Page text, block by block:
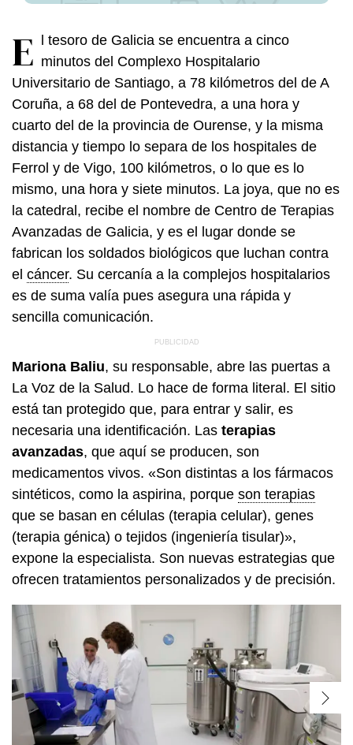
E
l tesoro de Galicia se encuentra a cinco
minutos del Complexo Hospitalario
Universitario de Santiago, a 78 kilómetros del de A
Coruña, a 68 del de Pontevedra, a una hora y
cuarto del de la provincia de Ourense, y la misma
distancia y tiempo lo separa de los hospitales de
Ferrol y de Vigo, 100 kilómetros, o lo que es lo
mismo, una hora y siete minutos. La joya, que no es
la catedral, recibe el nombre de Centro de Terapias
Avanzadas de Galicia, y es el lugar donde se
fabrican los soldados biológicos que luchan contra
el cáncer. Su cercanía a la complejos hospitalarios
es de suma valía pues asegura una rápida y
sencilla comunicación.
Mariona Baliu, su responsable, abre las puertas a
La Voz de la Salud. Lo hace de forma literal. El sitio
está tan protegido que, para entrar y salir, es
necesaria una identificación. Las terapias
avanzadas, que aquí se producen, son
medicamentos vivos. «Son distintas a los fármacos
sintéticos, como la aspirina, porque son terapias
que se basan en células (terapia celular), genes
(terapia génica) o tejidos (ingeniería tisular)»,
expone la especialista. Son nuevas estrategias que
ofrecen tratamientos personalizados y de precisión.